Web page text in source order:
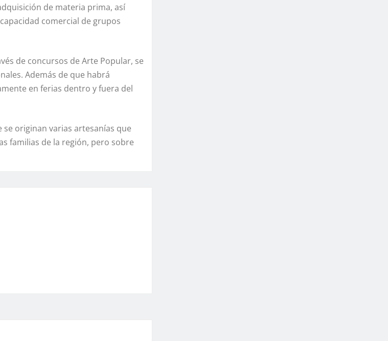
de materia prima, así
comercial de grupos
de concursos de Arte Popular, se
Además de que habrá
en ferias dentro y fuera del
originan varias artesanías que
familias de la región, pero sobre